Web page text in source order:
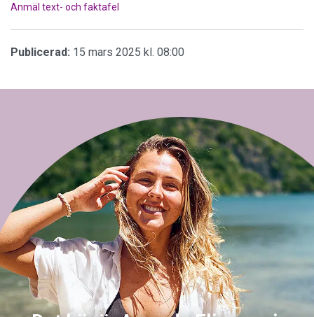
Anmäl text- och faktafel
Publicerad: 15 mars 2025 kl. 08:00